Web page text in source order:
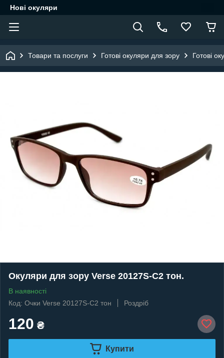
Нові окуляри
Товари та послуги Готові окуляри для зору Готові
Окуляри для зору Verse 20127S-C2 тон.
В наявності
Код: Очки Verse 20127S-C2 тон
Роздріб
120 ₴
Купити